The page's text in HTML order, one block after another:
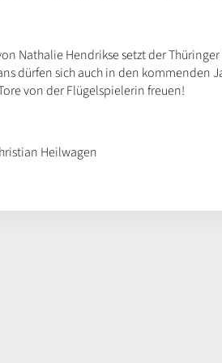
Nathalie Hendrikse setzt der
dürfen sich auch in den kommenden
von der Flügelspielerin freuen!
Heilwagen